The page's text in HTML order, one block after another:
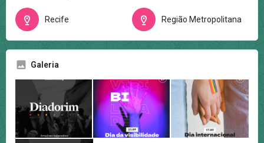
Recife Região Metropolitana
Galeria